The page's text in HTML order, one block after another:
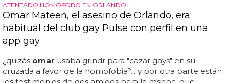
ATENTADO HOMÓFOBO EN ORLANDO
Omar Mateen, el asesino de Orlando, era
habitual del club gay Pulse con perfil en una
app gay
¿quizás omar usaba grindr para "cazar gays" en su
cruzada a favor de la homofobia?... y por otra parte están